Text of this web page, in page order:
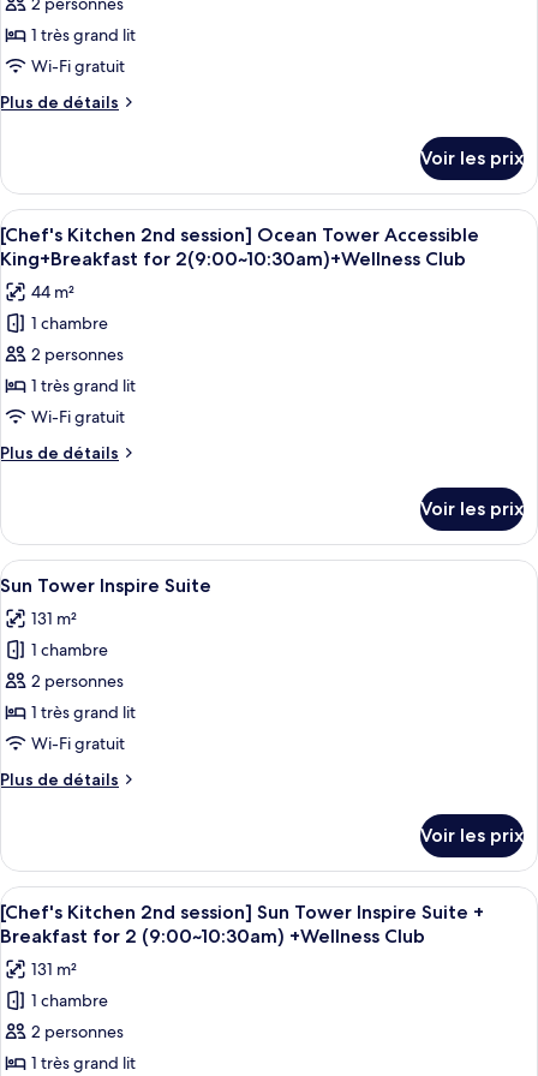
Splash
Bay
Ticket,
4
CI
14-
20
/
CO
8-
12)
Forest
Tower
Accessible
King
+
4
Pax
(Usage:
CI
14-
20
CO
8-
12)
ce
type
chambre :
Accessible
King
1 très grand lit
Wi-Fi gratuit
Plus de détails
Plus
le
type
de
chambre
Ocean
Tower
Accessible
King
Voir les prix
Afficher
toutes
les
photos
pour
ce
type
de
chambre :
[Chef's
2nd
session]
Ocean
Tower
Accessible
King+Breakfast
for
2(9:00~10:30am)+Wellness
Club
Une chambre d’hôtel moderne
5
[Chef's Kitchen 2nd session] Ocean Tower Accessible
King+Breakfast for 2(9:00~10:30am)+Wellness Club
44 m²
1 chambre
2 personnes
1 très grand lit
Wi-Fi gratuit
Plus de détails
Plus
le
type
de
[Chef's
Kitchen
session]
Ocean
Tower
Accessible
King+Breakfast
Voir les prix
Afficher
toutes
les
photos
pour
ce
type
chambre :
Inspire
Suite
Une chambre d’hôtel moderne avec
5
Sun Tower Inspire Suite
131 m²
1 chambre
2 personnes
1 très grand lit
Wi-Fi gratuit
Plus de détails
Plus
le
type
de
chambre
Tower
Inspire
Suite
Voir les prix
Afficher
toutes
les
photos
pour
ce
type
Une chambre d’hôtel moderne avec
5
[Chef's Kitchen 2nd session] Sun Tower Inspire Suite +
Breakfast for 2 (9:00~10:30am) +Wellness Club
131 m²
1 chambre
2 personnes
1 très grand lit